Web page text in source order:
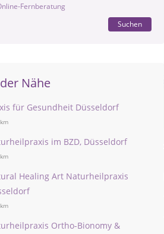
Fernberatung
Suchen
Nähe
für Gesundheit Düsseldorf
im BZD, Düsseldorf
Healing Art Naturheilpraxis
Ortho-Bionomy &